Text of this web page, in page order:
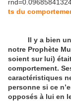
ts du
Il y a bien une
notre Prophète
soient sur lui)
comportement.
caractéristiques
personne si ce
opposés à lui en